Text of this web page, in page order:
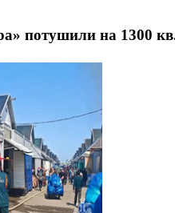
потушили на 1300